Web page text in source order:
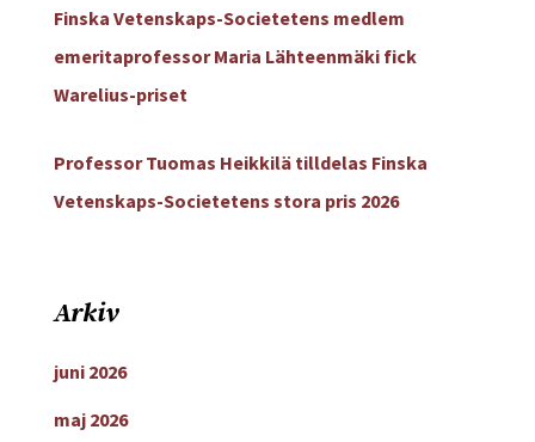
Finska Vetenskaps-Societetens medlem
emeritaprofessor Maria Lähteenmäki fick
Warelius-priset
Professor Tuomas Heikkilä tilldelas Finska
Vetenskaps-Societetens stora pris 2026
Arkiv
juni 2026
maj 2026